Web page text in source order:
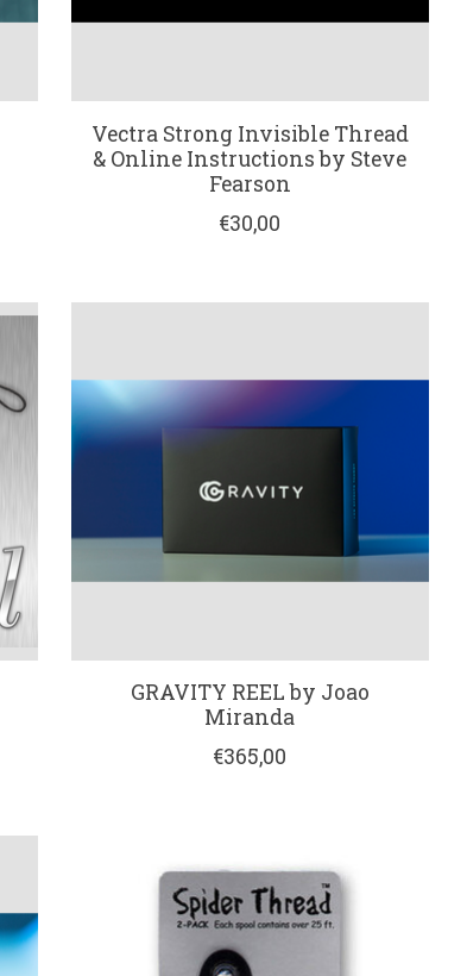
Vectra Strong Invisible Thread
& Online Instructions by Steve
Fearson
€30,00
GRAVITY REEL by Joao
Miranda
€365,00